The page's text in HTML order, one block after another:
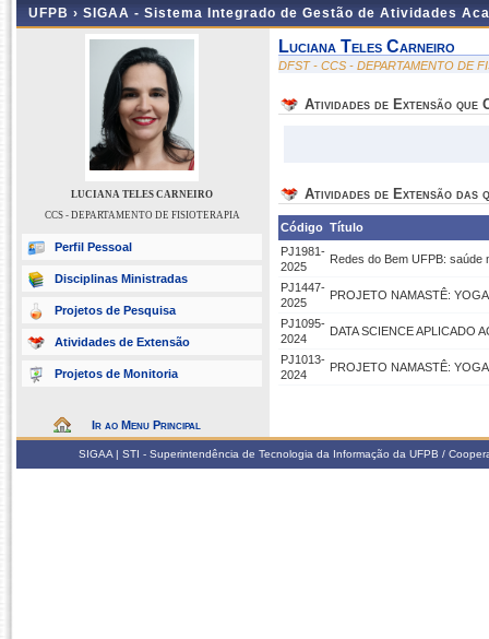
UFPB › SIGAA - Sistema Integrado de Gestão de Atividades
LUCIANA TELES CARNEIRO
CCS - DEPARTAMENTO DE FISIOTERAPIA
Perfil Pessoal
Disciplinas Ministradas
Projetos de Pesquisa
Atividades de Extensão
Projetos de Monitoria
Ir ao Menu Principal
Luciana Teles Carneiro
DFST - CCS - DEPARTAMENTO DE
Atividades de Extensão que
Atividades de Extensão das
Código Título
PJ1981-
2025
Redes do Bem UFPB: saúde
PJ1447-
2025
PROJETO NAMASTÊ:
PJ1095-
2024
DATA SCIENCE APLICADO
PJ1013-
2024
PROJETO NAMASTÊ:
SIGAA | STI - Superintendência de Tecnologia da Informação da UFPB /